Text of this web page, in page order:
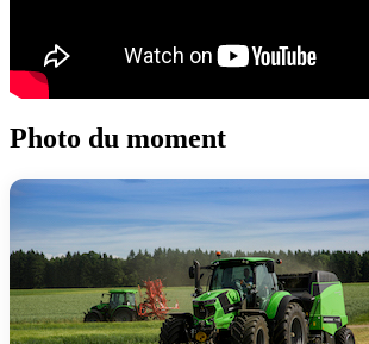
Photo du moment